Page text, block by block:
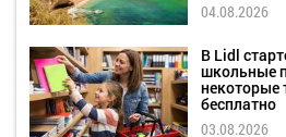
04.08.2026
В Lidl
школьные
некоторые
бесплатно
03.08.2026